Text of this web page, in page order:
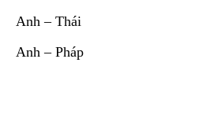
Anh – Thái
Anh – Pháp